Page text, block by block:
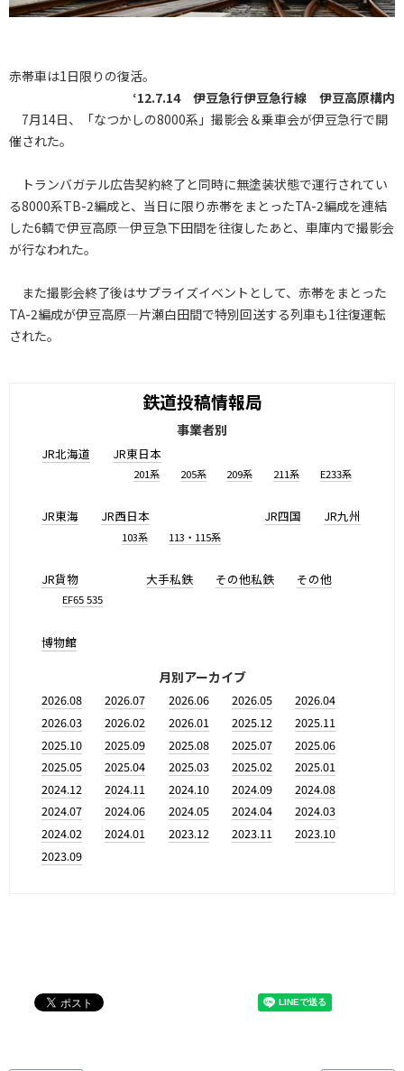
赤帯車は1日限りの復活。
‘12.7.14 伊豆急行伊豆急行線 伊豆高原構内
7月14日、「なつかしの8000系」撮影会＆乗車会が伊豆急行で開
催された。
トランバガテル広告契約終了と同時に無塗装状態で運行されてい
る8000系TB-2編成と、当日に限り赤帯をまとったTA-2編成を連結
した6輌で伊豆高原―伊豆急下田間を往復したあと、車庫内で撮影会
が行なわれた。
また撮影会終了後はサプライズイベントとして、赤帯をまとった
TA-2編成が伊豆高原―片瀬白田間で特別回送する列車も1往復運転
された。
鉄道投稿情報局
事業者別
JR北海道 JR東日本
201系 205系 209系 211系 E233系
JR東海 JR西日本
103系 113・115系
JR四国 JR九州
JR貨物
EF65 535
大手私鉄 その他私鉄 その他
博物館
月別アーカイブ
2026.08 2026.07 2026.06 2026.05
2026.04
2026.03
2026.02 2026.01 2025.12
2025.11
2025.10
2025.09 2025.08 2025.07
2025.06
2025.05
2025.04 2025.03 2025.02
2025.01
2024.12
2024.11 2024.10 2024.09
2024.08
2024.07
2024.06 2024.05 2024.04
2024.03
2024.02
2024.01 2023.12 2023.11
2023.10
2023.09